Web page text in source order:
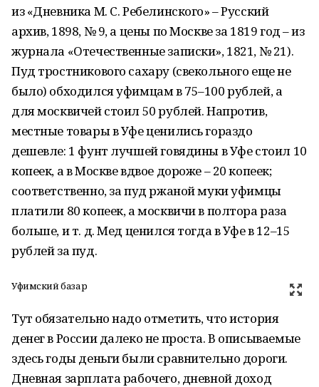
из «Дневника М. С. Ребелинского» – Русский
архив, 1898, № 9, а цены по Москве за 1819 год – из
журнала «Отечественные записки», 1821, № 21).
Пуд тростникового сахару (свекольного еще не
было) обходился уфимцам в 75–100 рублей, а
для москвичей стоил 50 рублей. Напротив,
местные товары в Уфе ценились гораздо
дешевле: 1 фунт лучшей говядины в Уфе стоил 10
копеек, а в Москве вдвое дороже – 20 копеек;
соответственно, за пуд ржаной муки уфимцы
платили 80 копеек, а москвичи в полтора раза
больше, и т. д. Мед ценился тогда в Уфе в 12–15
рублей за пуд.
Уфимский базар
Тут обязательно надо отметить, что история
денег в России далеко не проста. В описываемые
здесь годы деньги были сравнительно дороги.
Дневная зарплата рабочего, дневной доход